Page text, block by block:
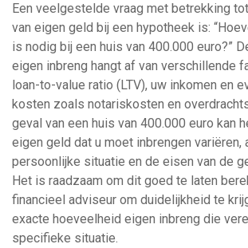
Een veelgestelde vraag met betrekking
van eigen geld bij een hypotheek is:
is nodig bij een huis van 400.000 euro?”
eigen inbreng hangt af van verschillende
loan-to-value ratio (LTV), uw inkomen en
kosten zoals notariskosten en
geval van een huis van 400.000 euro kan
eigen geld dat u moet inbrengen variëren,
persoonlijke situatie en de eisen van de
Het is raadzaam om dit goed te laten
financieel adviseur om duidelijkheid te
exacte hoeveelheid eigen inbreng die
specifieke situatie.